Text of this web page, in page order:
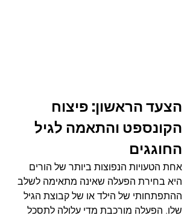
הצעד הראשון: פיצוח
הקונספט והתאמה לגיל
החוגגים
אחת הטעויות הנפוצות ביותר של הורים
היא בחירת הפעלה שאינה מתאימה לשלב
ההתפתחותי של הילד או של קבוצת הגיל
שלו. הפעלה מורכבת מדי עלולה לתסכל